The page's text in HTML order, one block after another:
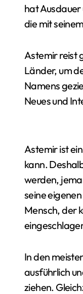
hat Ausdauer
die mit
Astemir reist
Länder, um
Namens
Neues und
Astemir ist
kann.
werden,
seine
Mensch, der
In den
ausführlich
ziehen.